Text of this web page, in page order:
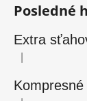
Posledné
Extra
Hodnotenie